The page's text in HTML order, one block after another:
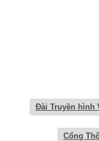
Đài Truyền hình
Cổng